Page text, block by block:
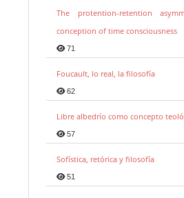
The protention-retention
conception of time consciousness
71
Foucault, lo real, la filosofía
62
Libre albedrío como concepto
57
Sofística, retórica y filosofía
51